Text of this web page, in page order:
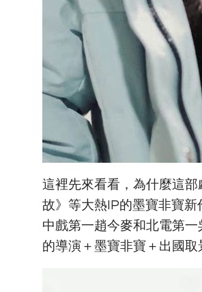
這裡先來看看，為什麼這
故》等大熱IP的墨寶非寶
中戲第一趙今麥和北電第
的導演＋墨寶非寶＋出國取